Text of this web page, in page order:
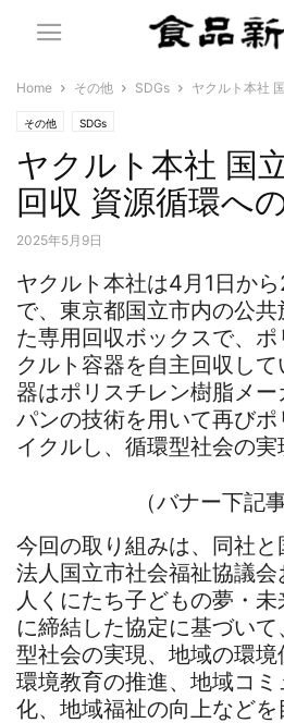
Home その他 SDGs ヤクルト本社
その他 SDGs
ヤクルト本社 国
回収 資源循環へ
2025年5月9日
ヤクルト本社は4月1日か
で、東京都国立市内の公
た専用回収ボックスで、
クルト容器を自主回収し
器はポリスチレン樹脂メ
パンの技術を用いて再び
イクルし、循環型社会の実
（バナー下記
今回の取り組みは、同社
法人国立市社会福祉協議
人くにたち子どもの夢・
に締結した協定に基づい
型社会の実現、地域の環境
環境教育の推進、地域コ
化、地域福祉の向上などを